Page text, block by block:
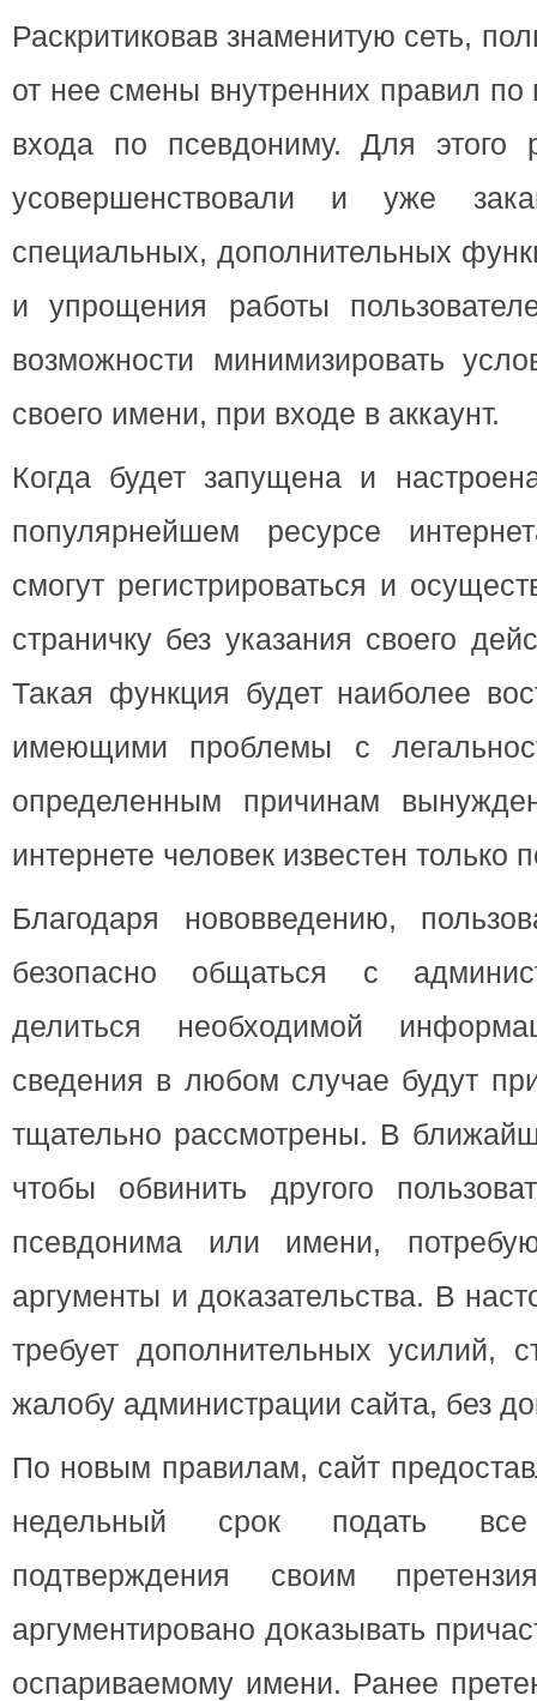
Раскритиковав знаменитую сеть,
от нее смены внутренних правил
входа по псевдониму. Для этого
усовершенствовали и уже
специальных, дополнительных
и упрощения работы
возможности минимизировать
своего имени, при входе в аккаунт.
Когда будет запущена и
популярнейшем ресурсе
смогут регистрироваться и
страничку без указания своего
Такая функция будет наиболее
имеющими проблемы с
определенным причинам
интернете человек известен только
Благодаря нововведению,
безопасно общаться с
делиться необходимой
сведения в любом случае будут
тщательно рассмотрены. В
чтобы обвинить другого
псевдонима или имени,
аргументы и доказательства. В
требует дополнительных усилий,
жалобу администрации сайта, без
По новым правилам, сайт
недельный срок подать все
подтверждения своим
аргументировано доказывать
оспариваемому имени. Ранее